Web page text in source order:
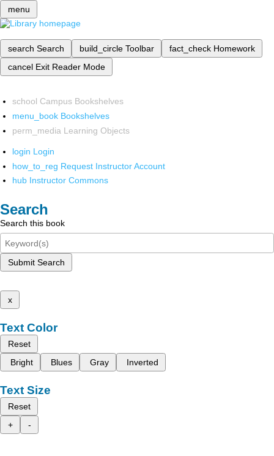
menu
search Search build_circle Toolbar fact_check Homework
cancel Exit Reader Mode
school Campus Bookshelves
menu_book Bookshelves
perm_media Learning Objects
login Login
how_to_reg Request Instructor Account
hub Instructor Commons
Search
Search this book
Submit Search
x
Text Color
Reset
Bright
Blues Gray Inverted
Text Size
Reset
+
-